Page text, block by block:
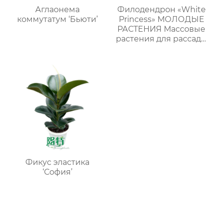
Аглаонема
коммутатум ‘Бьюти’
Филодендрон «White
Princess» МОЛОДЫЕ
РАСТЕНИЯ Массовые
растения для рассады
Фикус эластика
‘София’